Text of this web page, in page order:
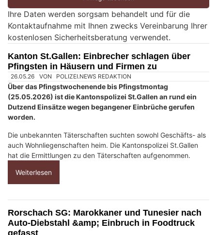
e
i
n
e
n
s
c
h
?
D
a
n
w
h
l
e
Ihre Daten werden sorgsam behandelt und für die
Kontaktaufnahme mit Ihnen zwecks Vereinbarung Ihrer
kostenlosen Sicherheitsberatung verwendet.
Kanton St.Gallen: Einbrecher schlagen über
Pfingsten in Häusern und Firmen zu
26.05.26 VON POLIZEI.NEWS REDAKTION
Über das Pfingstwochenende bis Pfingstmontag
(25.05.2026) ist die Kantonspolizei St.Gallen an rund ein